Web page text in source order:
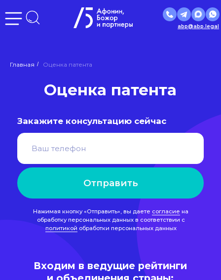
abp@abp.legal
Главная / Оценка патента
Оценка патента
Закажите консультацию сейчас
Нажимая кнопку «Отправить», вы даете
Входим в ведущие рейтинги
и объединения страны:
ЮРИДИЧЕСКИХ
РОССИИ
ПРАКТИКИ